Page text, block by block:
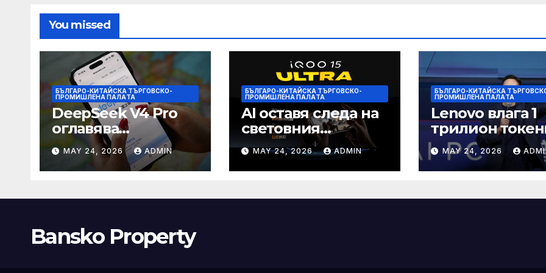
You missed
БЪЛГАРО-КИТАЙСКА ТЪРГОВСКО-
ПРОМИШЛЕНА ПАЛAТА
DeepSeek V4 Pro
оглавява
глобалната
класация за
печалба след 75%
цената
MAY 24, 2026 ADMIN
БЪЛГАРО-КИТАЙСКА ТЪРГОВСКО-
ПРОМИШЛЕНА ПАЛAТА
AI оставя следа на
световния
телефонен пазар
MAY 24, 2026 ADMIN
БЪЛГАРО-КИТАЙСКА
ПРОМИШЛЕНА ПАЛAТА
Lenovo влага 1
трилион
изчислителна
мощност в AI
екосистемата
MAY 24, 2026
Bansko Property